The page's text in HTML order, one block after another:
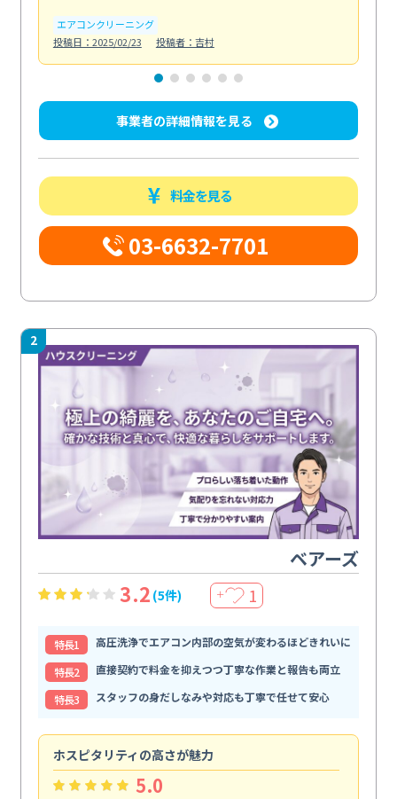
エアコンクリーニング
投稿日：2025/02/23
投稿者：吉村
事業者の詳細情報を見る
料金を見る
03-6632-7701
2
ベアーズ
3.2 (5件) ＋ 1
特⻑1
高圧洗浄でエアコン内部の空気が変わるほどきれいに
特⻑2
直接契約で料金を抑えつつ丁寧な作業と報告も両立
特⻑3
スタッフの身だしなみや対応も丁寧で任せて安心
ホスピタリティの高さが魅力
5.0